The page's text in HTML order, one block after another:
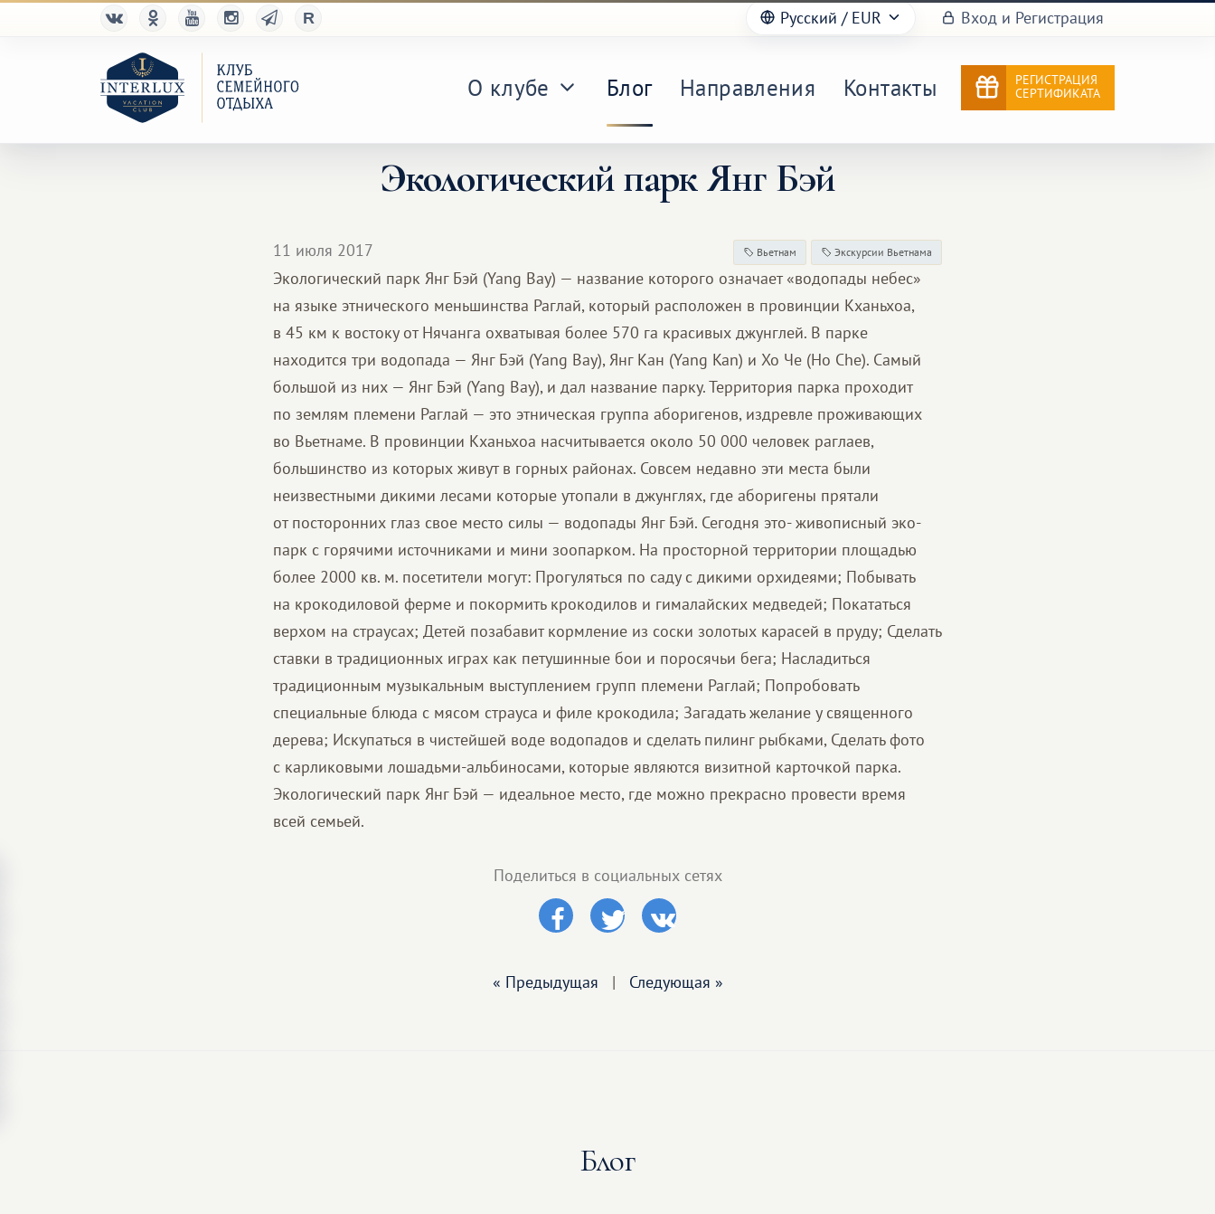
Русский / EUR Вход и Регистрация
О клубе Блог Направления Контакты
РЕГИСТРАЦИЯ
СЕРТИФИКАТА
Экологический парк Янг Бэй
11 июля 2017 Вьетнам Экскурсии Вьетнама
Экологический парк Янг Бэй (Yang Bay) — название которого означает «водопады небес»
на языке этнического меньшинства Раглай, который расположен в провинции Кханьхоа,
в 45 км к востоку от Нячанга охватывая более 570 га красивых джунглей. В парке
находится три водопада — Янг Бэй (Yang Bay), Янг Кан (Yang Kan) и Хо Че (Ho Che). Самый
большой из них — Янг Бэй (Yang Bay), и дал название парку. Территория парка проходит
по землям племени Раглай — это этническая группа аборигенов, издревле проживающих
во Вьетнаме. В провинции Кханьхоа насчитывается около 50 000 человек раглаев,
большинство из которых живут в горных районах. Совсем недавно эти места были
неизвестными дикими лесами которые утопали в джунглях, где аборигены прятали
от посторонних глаз свое место силы — водопады Янг Бэй. Сегодня это- живописный эко-
парк с горячими источниками и мини зоопарком. На просторной территории площадью
более 2000 кв. м. посетители могут: Прогуляться по саду с дикими орхидеями; Побывать
на крокодиловой ферме и покормить крокодилов и гималайских медведей; Покататься
верхом на страусах; Детей позабавит кормление из соски золотых карасей в пруду; Сделать
ставки в традиционных играх как петушинные бои и поросячьи бега; Насладиться
традиционным музыкальным выступлением групп племени Раглай; Попробовать
специальные блюда с мясом страуса и филе крокодила; Загадать желание у священного
дерева; Искупаться в чистейшей воде водопадов и сделать пилинг рыбками, Сделать фото
с карликовыми лошадьми-альбиносами, которые являются визитной карточкой парка.
Экологический парк Янг Бэй — идеальное место, где можно прекрасно провести время
всей семьей.
Поделиться в социальных сетях
« Предыдущая | Следующая »
Блог